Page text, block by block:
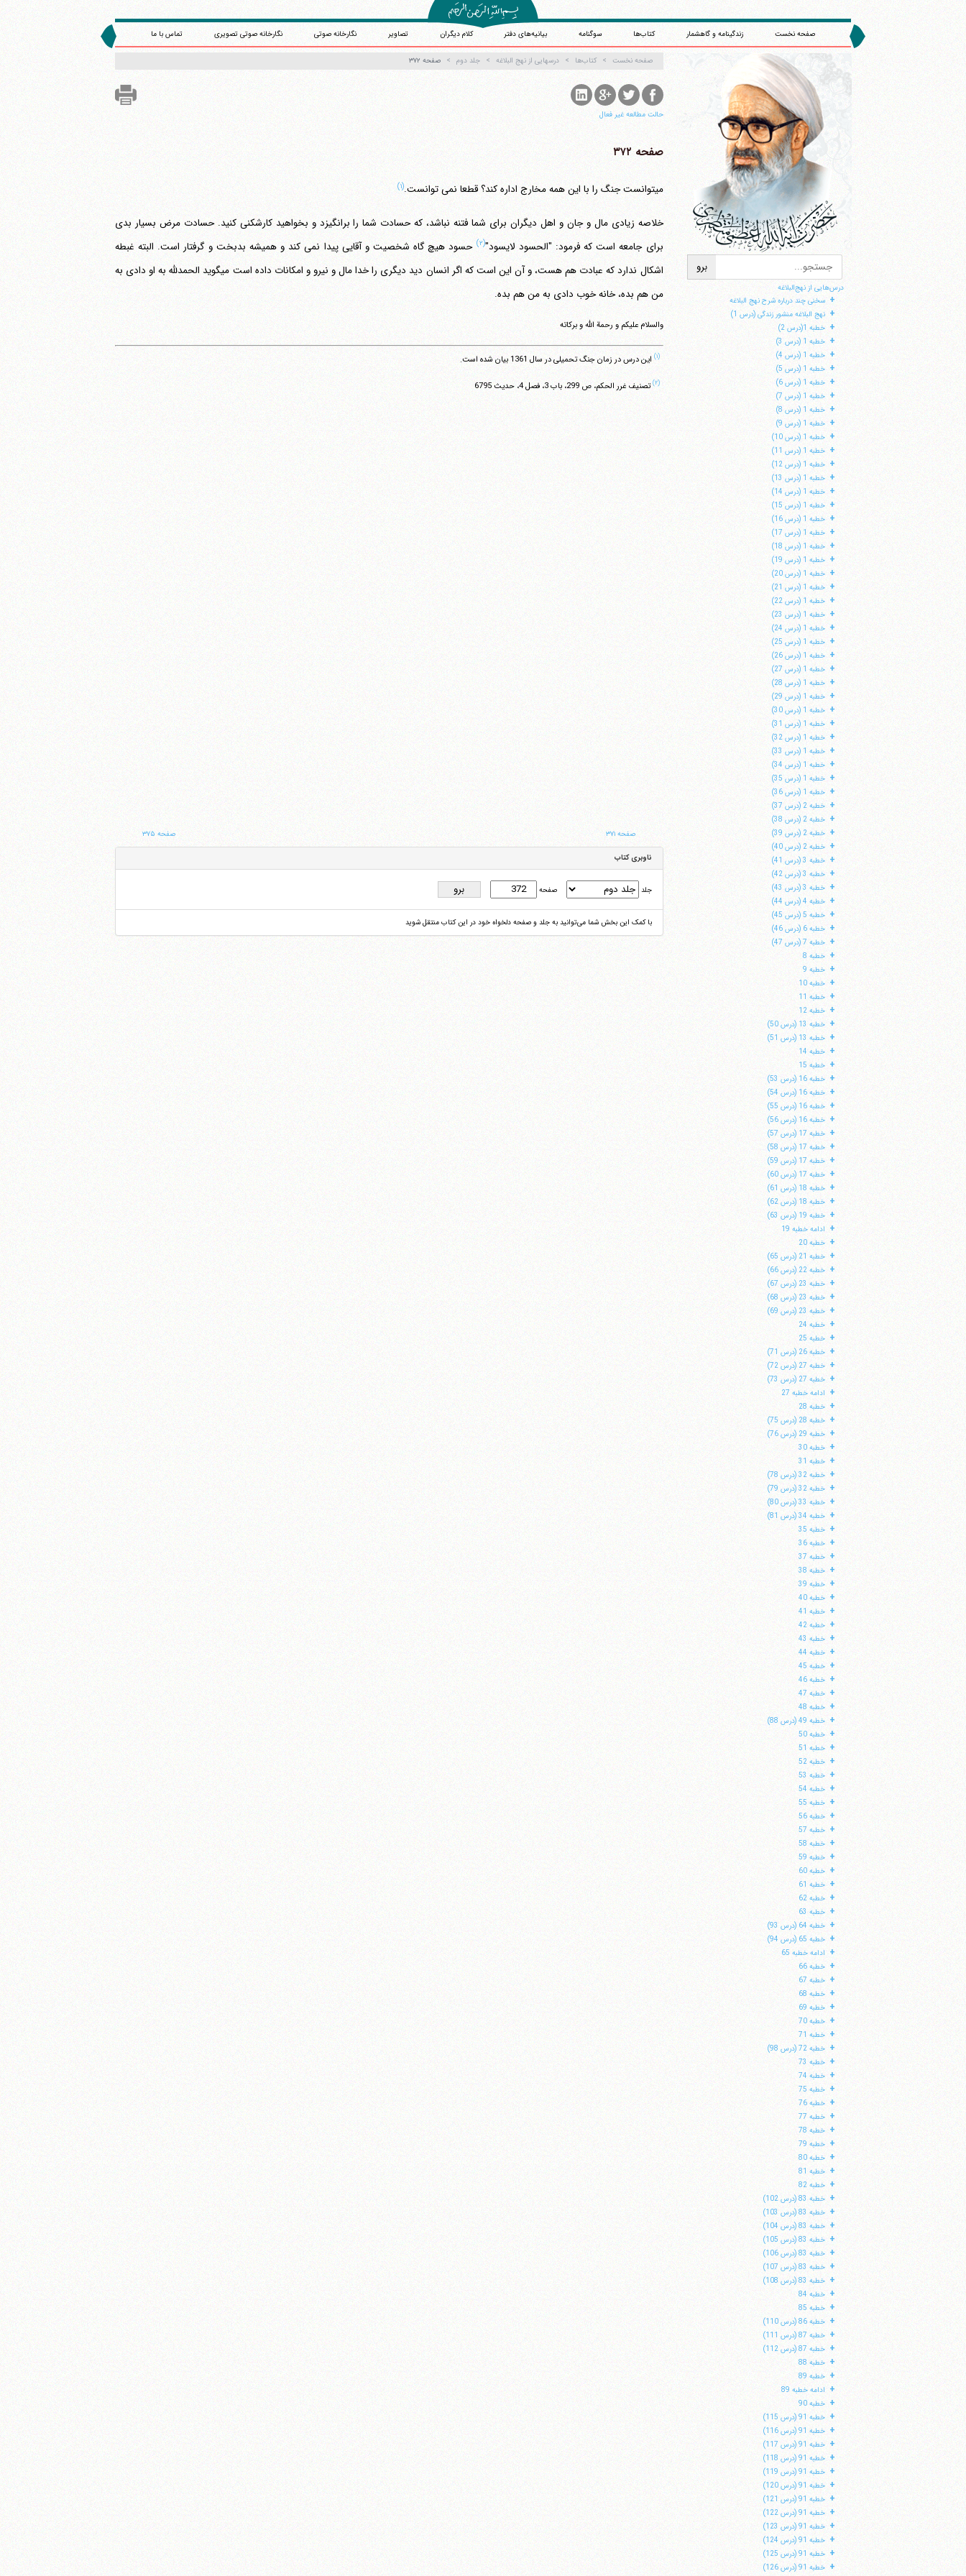
صفحه نخست زندگینامه و گاهشمار کتاب‌ها سوگنامه بیانیه‌های دفتر کلام دیگران تصاویر نگارخانه صوتی نگارخانه صوتی تصویری تماس با ما
درس‌هایی از نهج‌البلاغه
+ سخنی چند درباره شرح نهج البلاغه
+ نهج البلاغه منشور زندگی (درس 1)
+ خطبه 1(درس 2)
+ خطبه 1 (درس 3)
+ خطبه 1 (درس 4)
+ خطبه 1 (درس 5)
+ خطبه 1 (درس 6)
+ خطبه 1 (درس 7)
+ خطبه 1 (درس 8)
+ خطبه 1 (درس 9)
+ خطبه 1 (درس 10)
+ خطبه 1 (درس 11)
+ خطبه 1 (درس 12)
+ خطبه 1 (درس 13)
+ خطبه 1 (درس 14)
+ خطبه 1 (درس 15)
+ خطبه 1 (درس 16)
+ خطبه 1 (درس 17)
+ خطبه 1 (درس 18)
+ خطبه 1 (درس 19)
+ خطبه 1 (درس 20)
+ خطبه 1 (درس 21)
+ خطبه 1 (درس 22)
+ خطبه 1 (درس 23)
+ خطبه 1 (درس 24)
+ خطبه 1 (درس 25)
+ خطبه 1 (درس 26)
+ خطبه 1 (درس 27)
+ خطبه 1 (درس 28)
+ خطبه 1 (درس 29)
+ خطبه 1 (درس 30)
+ خطبه 1 (درس 31)
+ خطبه 1 (درس 32)
+ خطبه 1 (درس 33)
+ خطبه 1 (درس 34)
+ خطبه 1 (درس 35)
+ خطبه 1 (درس 36)
+ خطبه 2 (درس 37)
+ خطبه 2 (درس 38)
+ خطبه 2 (درس 39)
+ خطبه 2 (درس 40)
+ خطبه 3 (درس 41)
+ خطبه 3 (درس 42)
+ خطبه 3 (درس 43)
+ خطبه 4 (درس 44)
+ خطبه 5 (درس 45)
+ خطبه 6 (درس 46)
+ خطبه 7 (درس 47)
+ خطبه 8
+ خطبه 9
+ خطبه 10
+ خطبه 11
+ خطبه 12
+ خطبه 13 (درس 50)
+ خطبه 13 (درس 51)
+ خطبه 14
+ خطبه 15
+ خطبه 16 (درس 53)
+ خطبه 16 (درس 54)
+ خطبه 16 (درس 55)
+ خطبه 16 (درس 56)
+ خطبه 17 (درس 57)
+ خطبه 17 (درس 58)
+ خطبه 17 (درس 59)
+ خطبه 17 (درس 60)
+ خطبه 18 (درس 61)
+ خطبه 18 (درس 62)
+ خطبه 19 (درس 63)
+ ادامه خطبه 19
+ خطبه 20
+ خطبه 21 (درس 65)
+ خطبه 22 (درس 66)
+ خطبه 23 (درس 67)
+ خطبه 23 (درس 68)
+ خطبه 23 (درس 69)
+ خطبه 24
+ خطبه 25
+ خطبه 26 (درس 71)
+ خطبه 27 (درس 72)
+ خطبه 27 (درس 73)
+ ادامه خطبه 27
+ خطبه 28
+ خطبه 28 (درس 75)
+ خطبه 29 (درس 76)
+ خطبه 30
+ خطبه 31
+ خطبه 32 (درس 78)
+ خطبه 32 (درس 79)
+ خطبه 33 (درس 80)
+ خطبه 34 (درس 81)
+ خطبه 35
+ خطبه 36
+ خطبه 37
+ خطبه 38
+ خطبه 39
+ خطبه 40
+ خطبه 41
+ خطبه 42
+ خطبه 43
+ خطبه 44
+ خطبه 45
+ خطبه 46
+ خطبه 47
+ خطبه 48
+ خطبه 49 (درس 88)
+ خطبه 50
+ خطبه 51
+ خطبه 52
+ خطبه 53
+ خطبه 54
+ خطبه 55
+ خطبه 56
+ خطبه 57
+ خطبه 58
+ خطبه 59
+ خطبه 60
+ خطبه 61
+ خطبه 62
+ خطبه 63
+ خطبه 64 (درس 93)
+ خطبه 65 (درس 94)
+ ادامه خطبه 65
+ خطبه 66
+ خطبه 67
+ خطبه 68
+ خطبه 69
+ خطبه 70
+ خطبه 71
+ خطبه 72 (درس 98)
+ خطبه 73
+ خطبه 74
+ خطبه 75
+ خطبه 76
+ خطبه 77
+ خطبه 78
+ خطبه 79
+ خطبه 80
+ خطبه 81
+ خطبه 82
+ خطبه 83 (درس 102)
+ خطبه 83 (درس 103)
+ خطبه 83 (درس 104)
+ خطبه 83 (درس 105)
+ خطبه 83 (درس 106)
+ خطبه 83 (درس 107)
+ خطبه 83 (درس 108)
+ خطبه 84
+ خطبه 85
+ خطبه 86 (درس 110)
+ خطبه 87 (درس 111)
+ خطبه 87 (درس 112)
+ خطبه 88
+ خطبه 89
+ ادامه خطبه 89
+ خطبه 90
+ خطبه 91 (درس 115)
+ خطبه 91 (درس 116)
+ خطبه 91 (درس 117)
+ خطبه 91 (درس 118)
+ خطبه 91 (درس 119)
+ خطبه 91 (درس 120)
+ خطبه 91 (درس 121)
+ خطبه 91 (درس 122)
+ خطبه 91 (درس 123)
+ خطبه 91 (درس 124)
+ خطبه 91 (درس 125)
+ خطبه 91 (درس 126)
صفحه نخست کتاب‌ها درسهایی از نهج البلاغه جلد دوم صفحه ۳۷۲
حالت مطالعه غیر فعال
صفحه ۳۷۲
می‎توانست جنگ را با این همه مخارج اداره کند؟ قطعا نمی توانست. (۱)
خلاصه زیادی مال و جان و اهل دیگران برای شما فتنه نباشد، که حسادت شما را برانگیزد و بخواهید کارشکنی کنید. حسادت مرض بسیار بدی
برای جامعه است که فرمود: "الحسود لایسود"(۲)
حسود هیچ گاه شخصیت و آقایی پیدا نمی کند و همیشه بدبخت و گرفتار است. البته غبطه
اشکال ندارد که عبادت هم هست، و آن این است که اگر انسان دید دیگری را خدا مال و نیرو و امکانات داده است می‎گوید الحمدلله به او دادی به
من هم بده، خانه خوب دادی به من هم بده.
والسلام علیکم و رحمة الله و برکاته
(۱) این درس در زمان جنگ تحمیلی در سال 1361 بیان شده است.
(۲) تصنیف غرر الحکم، ص 299، باب 3، فصل 4، حدیث 6795
صفحه ۳۷۱ صفحه ۳۷۵
ناوبری کتاب
جلد صفحه
با کمک این بخش شما می‌توانید به جلد و صفحه دلخواه خود در این کتاب منتقل شوید